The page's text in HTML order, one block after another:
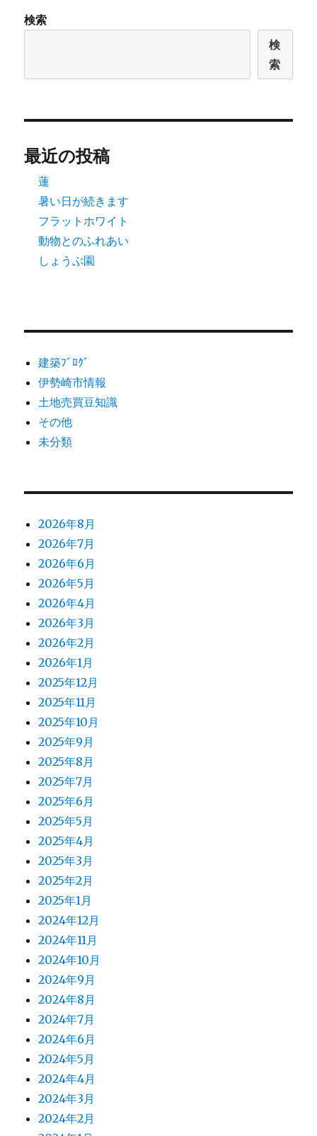
ン
検索
検
索
最近の投稿
蓮
暑い日が続きます
フラットホワイト
動物とのふれあい
しょうぶ園
建築ﾌﾞﾛｸﾞ
伊勢崎市情報
土地売買豆知識
その他
未分類
2026年8月
2026年7月
2026年6月
2026年5月
2026年4月
2026年3月
2026年2月
2026年1月
2025年12月
2025年11月
2025年10月
2025年9月
2025年8月
2025年7月
2025年6月
2025年5月
2025年4月
2025年3月
2025年2月
2025年1月
2024年12月
2024年11月
2024年10月
2024年9月
2024年8月
2024年7月
2024年6月
2024年5月
2024年4月
2024年3月
2024年2月